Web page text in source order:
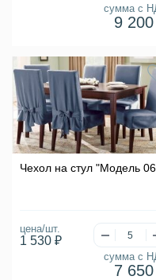
сумма с
9
Чехол на стул "Модель
цена/шт.
1 530 ₽
сумма с
7